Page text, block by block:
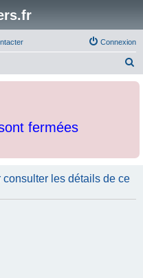
Connexion
c
fermées
les détails de ce